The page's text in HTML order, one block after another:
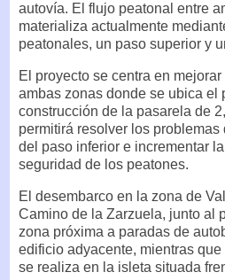
autovía. El flujo peatonal entre
materializa actualmente
peatonales, un paso superior y
El proyecto se centra en
ambas zonas donde se ubica el
construcción de la pasarela de
permitirá resolver los
del paso inferior e incrementar
seguridad de los peatones.
El desembarco en la zona de
Camino de la Zarzuela, junto al
zona próxima a paradas de
edificio adyacente, mientras
se realiza en la isleta situada